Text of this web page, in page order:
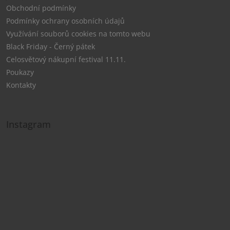
Obchodní podmínky
Podmínky ochrany osobních údajů
Využívání souborů cookies na tomto webu
Black Friday - Černý pátek
Celosvětový nákupní festival 11.11.
Poukazy
Kontakty
Instagram